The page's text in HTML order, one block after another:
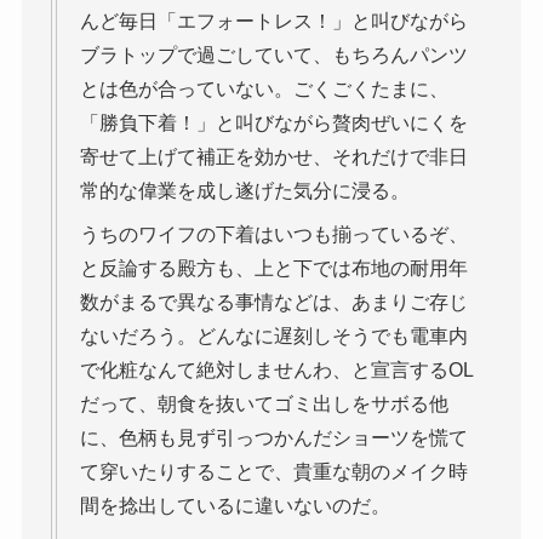
んど毎日「エフォートレス！」と叫びながら
ブラトップで過ごしていて、もちろんパンツ
とは色が合っていない。ごくごくたまに、
「勝負下着！」と叫びながら贅肉ぜいにくを
寄せて上げて補正を効かせ、それだけで非日
常的な偉業を成し遂げた気分に浸る。
うちのワイフの下着はいつも揃っているぞ、
と反論する殿方も、上と下では布地の耐用年
数がまるで異なる事情などは、あまりご存じ
ないだろう。どんなに遅刻しそうでも電車内
で化粧なんて絶対しませんわ、と宣言するOL
だって、朝食を抜いてゴミ出しをサボる他
に、色柄も見ず引っつかんだショーツを慌て
て穿いたりすることで、貴重な朝のメイク時
間を捻出しているに違いないのだ。